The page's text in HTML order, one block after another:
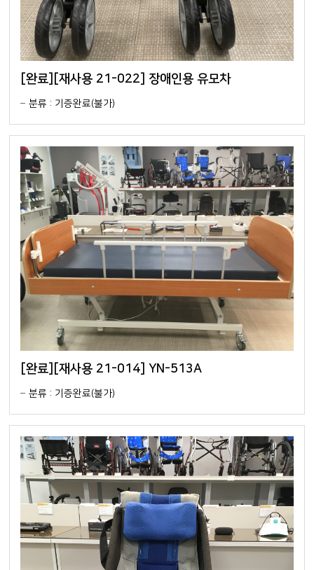
[완료][재사용 21-022] 장애인용 유모차
분류 : 기증완료(불가)
[완료][재사용 21-014] YN-513A
분류 : 기증완료(불가)